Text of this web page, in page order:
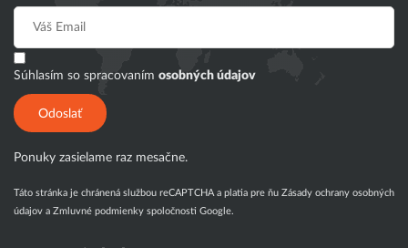
Súhlasím so spracovaním osobných údajov
Odoslať
Ponuky zasielame raz mesačne.
Táto stránka je chránená službou reCAPTCHA a platia pre ňu Zásady ochrany osobných
údajov a Zmluvné podmienky spoločnosti Google.